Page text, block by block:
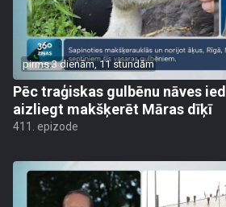
pirms 3 dienām, 11 stundām
Pēc traģiskas gulbēnu nāves
aizliegt makšķerēt Māras dīķī
411. epizode